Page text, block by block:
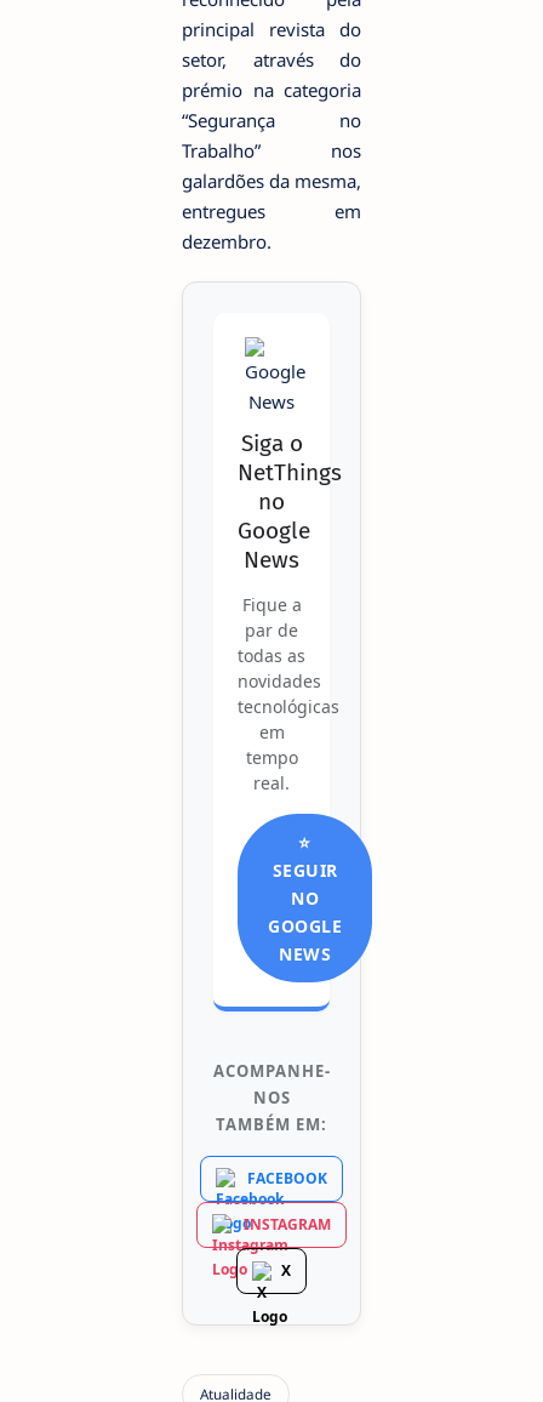
principal revista do
setor, através do
prémio na categoria
“Segurança no
Trabalho” nos
galardões da mesma,
entregues em
dezembro.
Siga o
NetThings
no
Google
News
Fique a
par de
todas as
novidades
tecnológicas
em
tempo
real.
⭐
SEGUIR
NO
GOOGLE
NEWS
ACOMPANHE-
NOS
TAMBÉM EM:
FACEBOOK
INSTAGRAM
X